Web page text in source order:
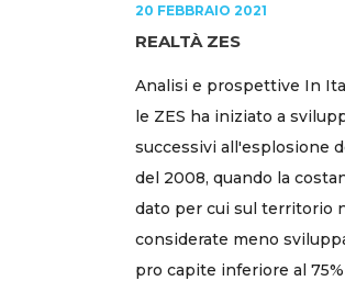
20 FEBBRAIO 2021
REALTÀ ZES
Analisi e prospettive In
le ZES ha iniziato a
successivi all'esplosione
del 2008, quando la
dato per cui sul territorio
considerate meno
pro capite inferiore al